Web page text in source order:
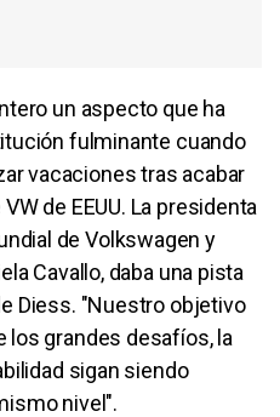
un aspecto que ha
fulminante cuando
vacaciones tras acabar
de EEUU. La presidenta
de Volkswagen y
Cavallo, daba una pista
Diess. "Nuestro objetivo
los grandes desafíos, la
sigan siendo
nivel".